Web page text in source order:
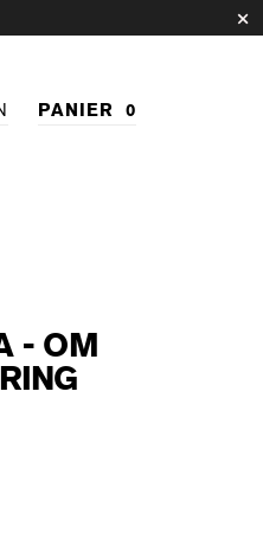
PANIER 0
- OM